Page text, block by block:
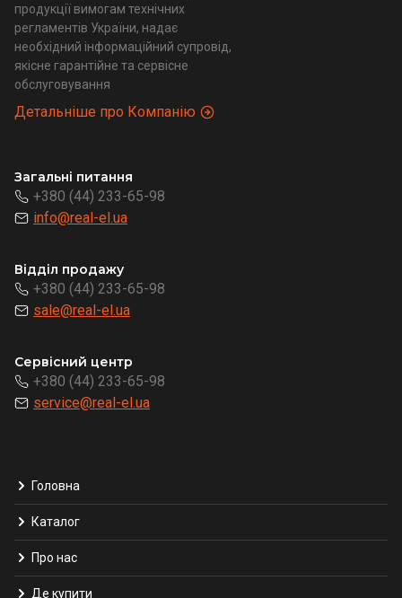
продукції вимогам технічних
регламентів України, надає
необхідний інформаційний супровід,
якісне гарантійне та сервісне
обслуговування
Детальніше про Компанію
Загальні питання
+380 (44) 233-65-98
info@real-el.ua
Відділ продажу
+380 (44) 233-65-98
sale@real-el.ua
Сервісний центр
+380 (44) 233-65-98
service@real-el.ua
Головна
Каталог
Про нас
Де купити